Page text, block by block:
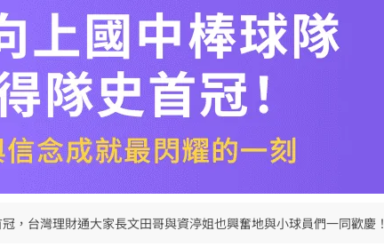
，台灣理財通大家長文田哥與資渟姐也興奮地與小球員們一同歡慶！